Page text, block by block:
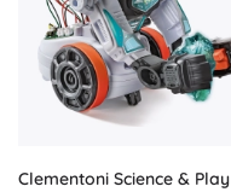
Clementoni Science & Play